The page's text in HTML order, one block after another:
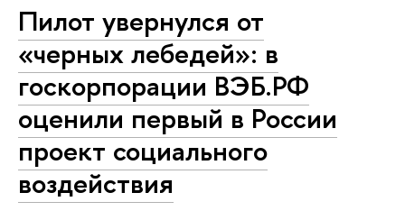
Пилот увернулся от
«черных лебедей»: в
госкорпорации ВЭБ.РФ
оценили первый в России
проект социального
воздействия